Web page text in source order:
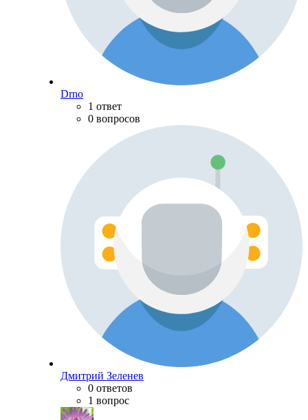
Drno
1 ответ
0 вопросов
Дмитрий Зеленев
0 ответов
1 вопрос